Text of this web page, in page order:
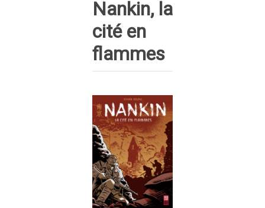
Nankin, la
cité en
flammes